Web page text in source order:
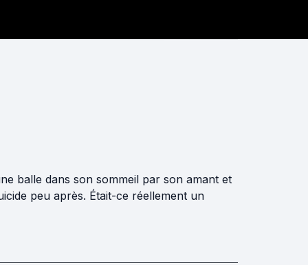
balle dans son sommeil par son amant et
peu après. Était-ce réellement un